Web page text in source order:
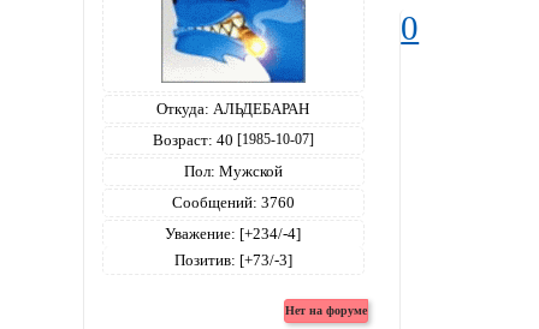
Откуда: АЛЬДЕБАРАН
Возраст: 40 [1985-10-07]
Пол: Мужской
Сообщений: 3760
Уважение: [+234/-4]
Позитив: [+73/-3]
0